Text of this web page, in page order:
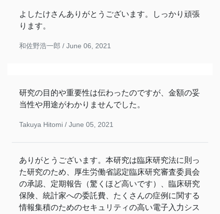
よしたけさんありがとうございます。しっかり頑張
ります。
和佐野浩一郎 / June 06, 2021
研究の目的や重要性は伝わったのですが、金額の妥
当性や用途がわかりませんでした。
Takuya Hitomi / June 05, 2021
ありがとうございます。本研究は臨床研究法に則っ
た研究のため、厚生労働省認定臨床研究審査委員会
の承認、定期報告（驚くほど高いです）、臨床研究
保険、統計家への委託費、たくさんの症例に関する
情報集積のためのセキュリティの高い電子入力シス